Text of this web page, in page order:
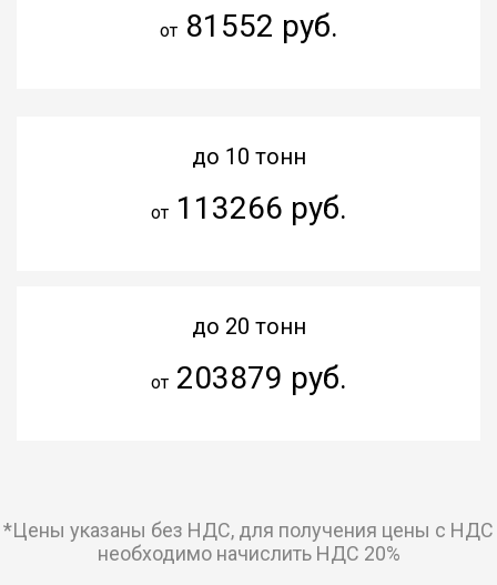
от81552 руб.
до 10 тонн
от113266 руб.
до 20 тонн
от203879 руб.
*Цены указаны без НДС, для получения цены с НДС
необходимо начислить НДС 20%